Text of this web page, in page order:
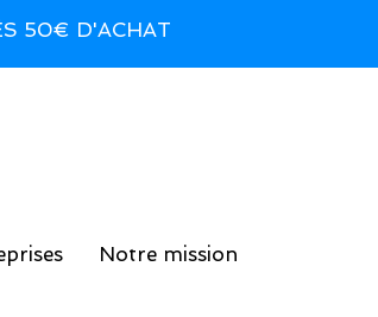
50€ D'ACHAT
Notre mission